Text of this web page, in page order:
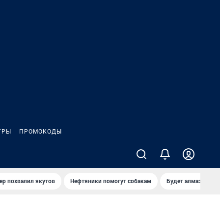
ПРОМОКОДЫ
похвалил якутов Нефтяники помогут собакам Будет алмазный